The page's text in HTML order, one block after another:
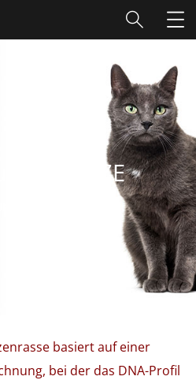
– KATZE
basiert auf einer
bei der das DNA-Profil